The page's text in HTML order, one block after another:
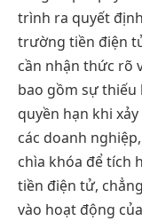
trình ra quyết
trường tiền điện
cần nhận thức rõ
bao gồm sự thiếu
quyền hạn khi
các doanh
chìa khóa để tích
tiền điện tử,
vào hoạt động